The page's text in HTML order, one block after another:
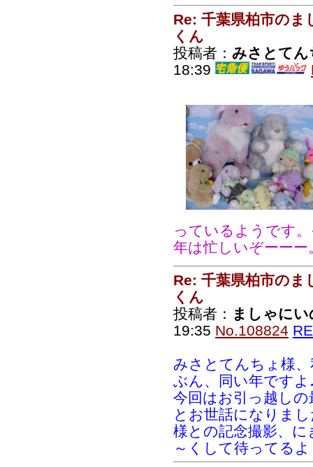
Re: 千葉県柏市の
くん
投稿者： みさとてん
18:39
っているようです
年は忙しいぞーーー
Re: 千葉県柏市の
くん
投稿者： ましゃにい
19:35 No.108824
みさとてんちょ様
ぶん、同い年ですよ
今回はお引っ越し
とお世話になりま
様との記念撮影、
～くして待ってるよ